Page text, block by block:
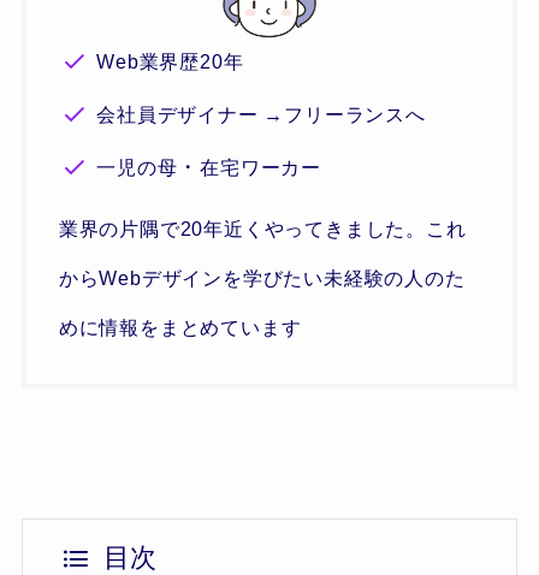
Web業界歴20年
会社員デザイナー →フリーランスへ
一児の母 ・在宅ワーカー
業界の片隅で20年近くやってきました。これ
からWebデザインを学びたい未経験の人のた
めに情報をまとめています
目次